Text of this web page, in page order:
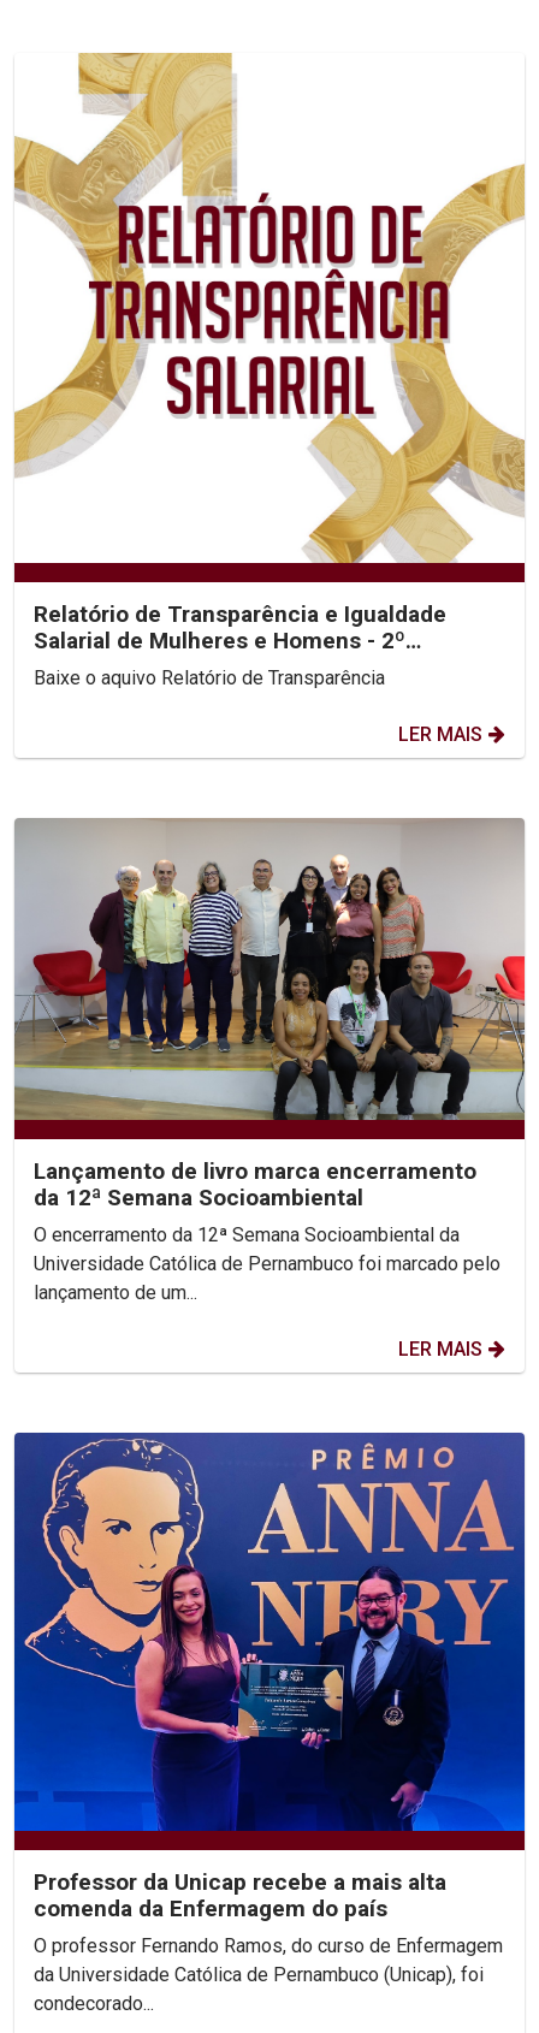
Relatório de Transparência e Igualdade
Salarial de Mulheres e Homens - 2º
Semestre 2025Baixe o aquivo Relatório de Transparência
LER MAIS
Lançamento de livro marca encerramento
da 12ª Semana Socioambiental
O encerramento da 12ª Semana Socioambiental da
Universidade Católica de Pernambuco foi marcado pelo
lançamento de um...
LER MAIS
Professor da Unicap recebe a mais alta
comenda da Enfermagem do país
O professor Fernando Ramos, do curso de Enfermagem
da Universidade Católica de Pernambuco (Unicap), foi
condecorado...